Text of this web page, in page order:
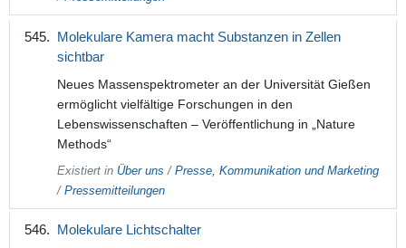
Molekulare Kamera macht Substanzen in Zellen
sichtbar
Neues Massenspektrometer an der Universität Gießen
ermöglicht vielfältige Forschungen in den
Lebenswissenschaften – Veröffentlichung in „Nature
Methods“
Existiert in Über uns / Presse, Kommunikation und Marketing
/ Pressemitteilungen
Molekulare Lichtschalter